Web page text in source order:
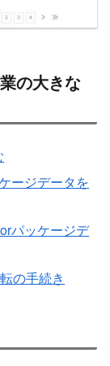
の大きな
ージデータを
パッケージデ
の手続き